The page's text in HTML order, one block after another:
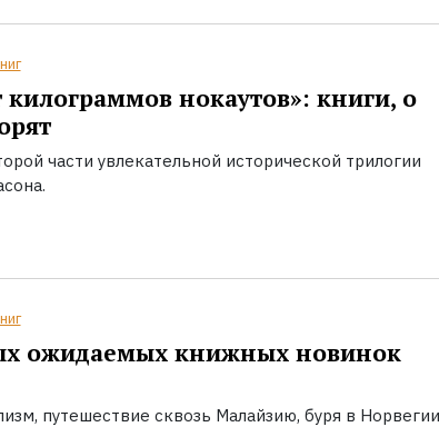
килограммов нокаутов»: книги, о
части увлекательной исторической трилогии
ожидаемых книжных новинок
путешествие сквозь Малайзию, буря в